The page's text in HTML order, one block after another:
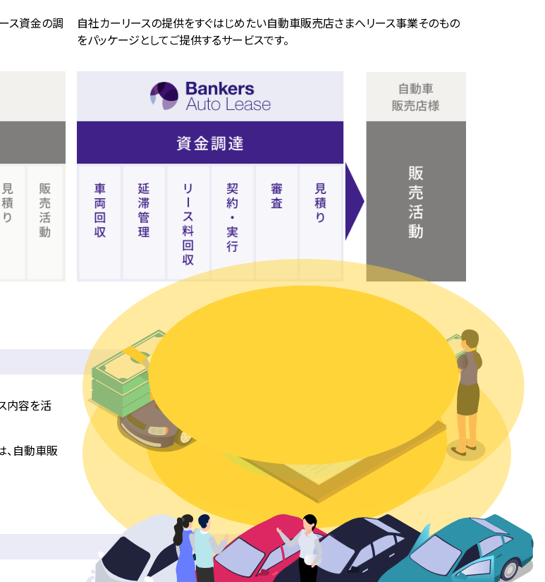
ス資金の調
自社カーリースの提供をすぐはじめたい自動車販売店さまへリース事業そのもの
をパッケージとしてご提供するサービスです。
内容を活
、自動車販